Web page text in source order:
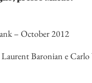
– October 2012
Baronian e Carlo